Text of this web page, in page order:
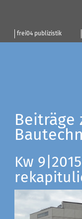
frei04 publizistik
Beiträge
Kw